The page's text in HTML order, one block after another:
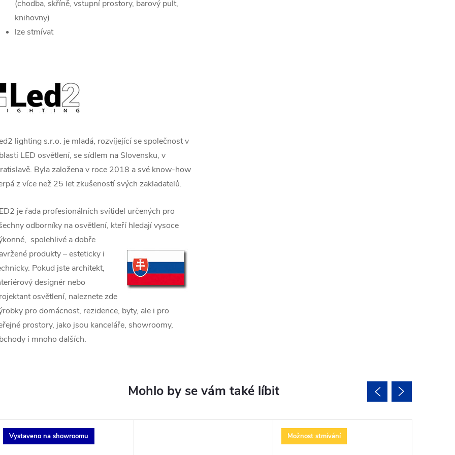
(chodba, skříně, vstupní prostory, barový pult,
knihovny)
lze stmívat
lighting s.r.o. je mladá, rozvíjející se společnost v
LED osvětlení, se sídlem na Slovensku, v
Byla založena v roce 2018 a své know-how
z více než 25 let zkušeností svých zakladatelů.
je řada profesionálních svítidel určených pro
odborníky na osvětlení, kteří hledají vysoce
spolehlivé adobře
produkty – esteticky i
Pokud jste architekt,
designér nebo
osvětlení, naleznete zde
pro domácnost, rezidence, byty, ale i pro
prostory, jako jsou kanceláře, showroomy,
i mnoho dalších.
Vystaveno na showroomu Možnost stmívání